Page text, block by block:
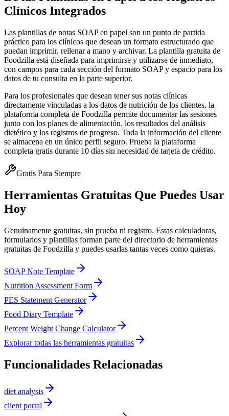
Clínicos Integrados
Las plantillas de notas SOAP en papel son un punto de partida
práctico para los clínicos que desean un formato estructurado que
puedan imprimir, rellenar a mano y archivar. La plantilla gratuita de
Foodzilla está diseñada para imprimirse y utilizarse de inmediato,
con campos para cada sección del formato SOAP y espacio para los
datos de tu consulta en la parte superior.
Para los profesionales que desean tener sus notas clínicas
directamente vinculadas a los datos de nutrición de los clientes, la
plataforma completa de Foodzilla permite documentar las sesiones
junto con los planes de alimentación, los resultados del análisis
dietético y los registros de progreso. Toda la información del cliente
se almacena en un único perfil seguro. Prueba la plataforma
completa gratis durante 10 días sin necesidad de tarjeta de crédito.
Gratis Para Siempre
Herramientas Gratuitas Que Puedes Usar
Hoy
Genuinamente gratuitas, sin prueba ni registro. Estas calculadoras,
formularios y plantillas forman parte del directorio de herramientas
gratuitas de Foodzilla y puedes usarlas tantas veces como quieras.
SOAP Note Template
Nutrition Assessment Form
PES Statement Generator
Food Diary Template
Percent Weight Change Calculator
Explorar todas las herramientas gratuitas
Funcionalidades Relacionadas
diet analysis
client portal